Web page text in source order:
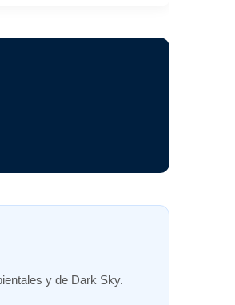
y de Dark Sky.